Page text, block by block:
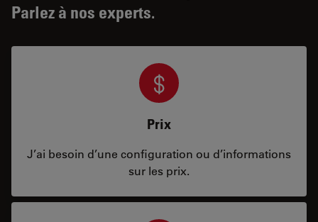
Parlez à nos experts.
Prix
J’ai besoin d’une configuration ou d’informations
sur les prix.